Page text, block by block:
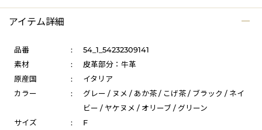
アイテム詳細
品番 :
54_1_54232309141
素材
:
皮革部分：牛革
原産国
:
イタリア
カラー
:
グレー / ヌメ / あか茶 / こげ茶 / ブラック / ネイ
ビー / ヤケヌメ / オリーブ / グリーン
サイズ
:
F